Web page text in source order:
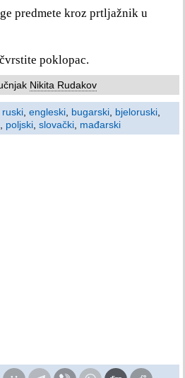
predmete kroz prtljažnik u
poklopac.
Nikita Rudakov
ruski engleski bugarski bjeloruski
poljski slovački mađarski